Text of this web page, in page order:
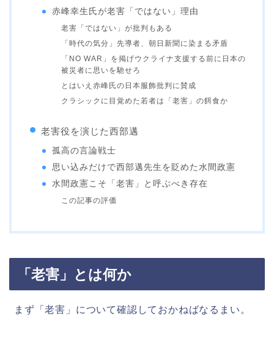
赤峰幸生氏が老害「ではない」理由
老害「ではない」が批判もある
「時代の気分」先導者、朝日新聞に染まる矛盾
「NO WAR」を掲げウクライナ支援する前に日本の
被災者に思いを馳せろ
とはいえ赤峰氏の日本服飾批判に賛成
クラシックに目覚めた若者は「老害」の餌食か
老害役を演じた西部邁
孤高の言論戦士
思い込みだけで西部邁先生を貶めた水間政憲
水間政憲こそ「老害」と呼ぶべき存在
この記事の評価
「老害」とは何か
まず「老害」について確認しておかねばなるまい。